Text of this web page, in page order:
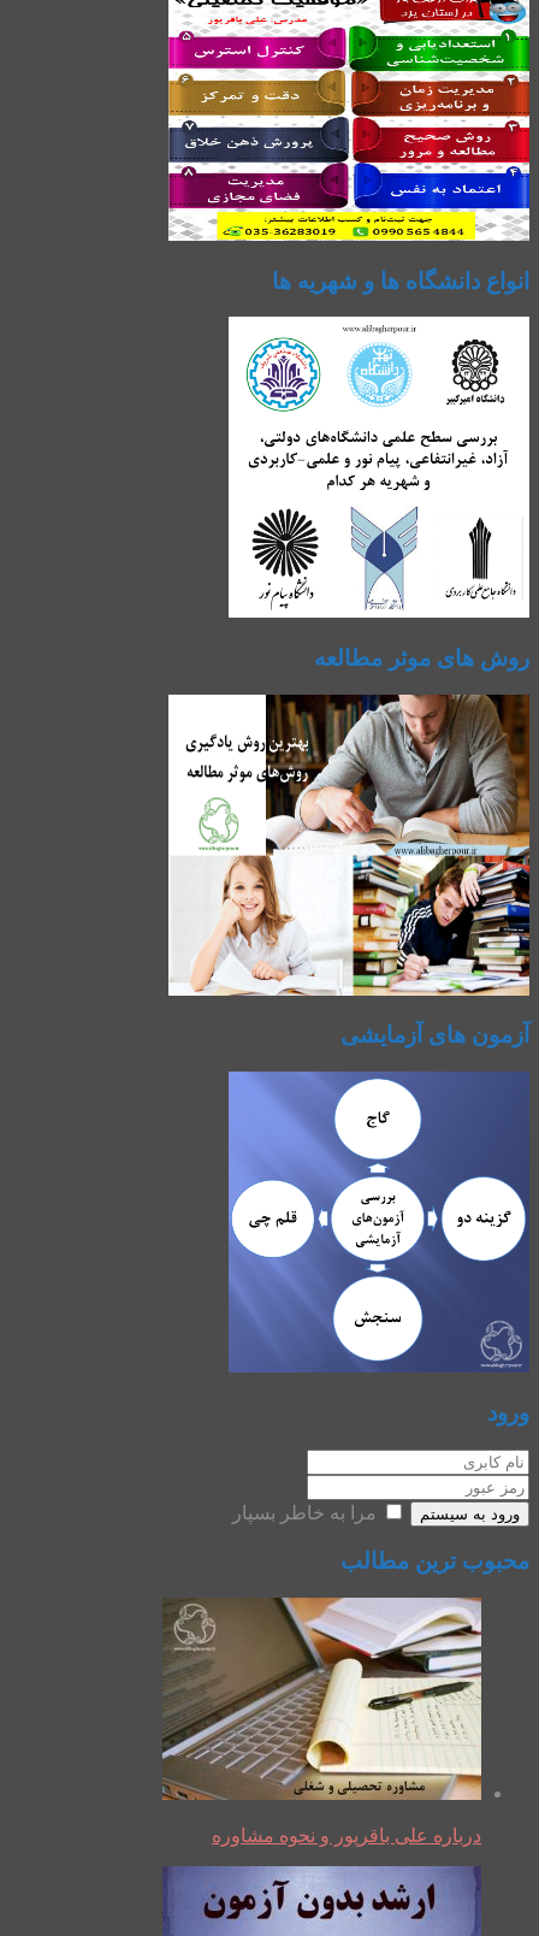
انواع دانشگاه ها و شهریه ها
روش های موثر مطالعه
آزمون های آزمایشی
ورود
ورود به سیستم مرا به خاطر بسپار
محبوب ترین مطالب
درباره علی باقرپور و نحوه مشاوره